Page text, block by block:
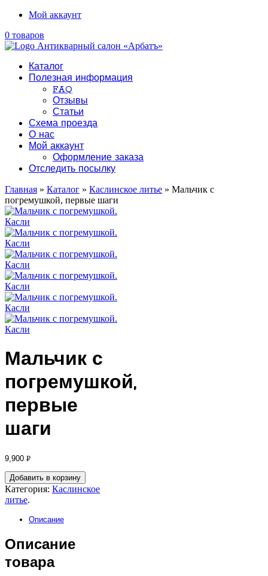
Мой аккаунт
0 товаров
Каталог
Полезная информация
FAQ
Отзывы
Статьи
Схема проезда
О нас
Мой аккаунт
Оформление заказа
Отследить посылку
Главная » Каталог » Каслинское литье » Мальчик с
погремушкой, первые шаги
Мальчик с
погремушкой,
первые
шаги
9,900 Р
Добавить в корзину
Категория: Каслинское
литье.
Описание
Описание
товара